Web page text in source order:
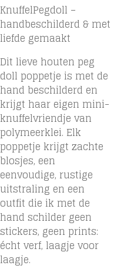
KnuffelPegdoll –
handbeschilderd & met
liefde gemaakt
Dit lieve houten peg
doll poppetje is met de
hand beschilderd en
krijgt haar eigen mini-
knuffelvriendje van
polymeerklei. Elk
poppetje krijgt zachte
blosjes, een
eenvoudige, rustige
uitstraling en een
outfit die ik met de
hand schilder geen
stickers, geen prints:
écht verf, laagje voor
laagje.